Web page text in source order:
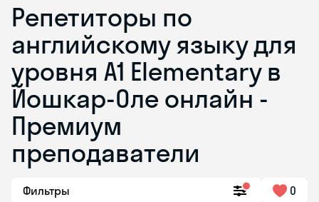
Репетиторы по
английскому языку для
уровня A1 Elementary в
Йошкар-Оле онлайн -
Премиум
преподаватели
Фильтры 0
Skyeng Chat